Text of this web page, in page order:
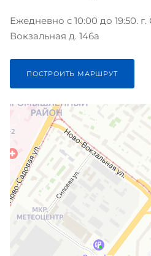
Ежедневно с 10:00 до 19:50.
Вокзальная д. 146а
ПОСТРОИТЬ МАРШРУТ